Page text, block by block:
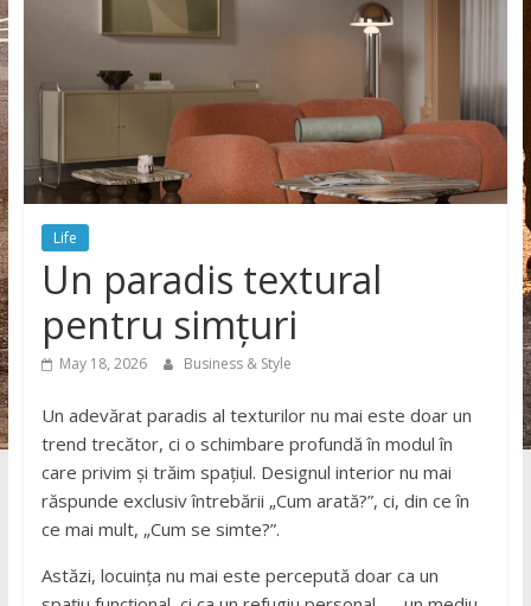
Life
Un paradis textural
pentru simțuri
May 18, 2026 Business & Style
Un adevărat paradis al texturilor nu mai este doar un
trend trecător, ci o schimbare profundă în modul în
care privim și trăim spațiul. Designul interior nu mai
răspunde exclusiv întrebării „Cum arată?”, ci, din ce în
ce mai mult, „Cum se simte?”.
Astăzi, locuința nu mai este percepută doar ca un